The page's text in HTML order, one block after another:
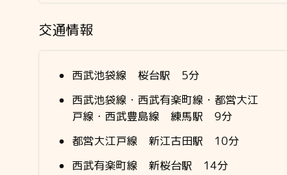
交通情報
西武池袋線 桜台駅 5分
西武池袋線・西武有楽町線・都営大江
戸線・西武豊島線 練馬駅 9分
都営大江戸線 新江古田駅 10分
西武有楽町線 新桜台駅 14分